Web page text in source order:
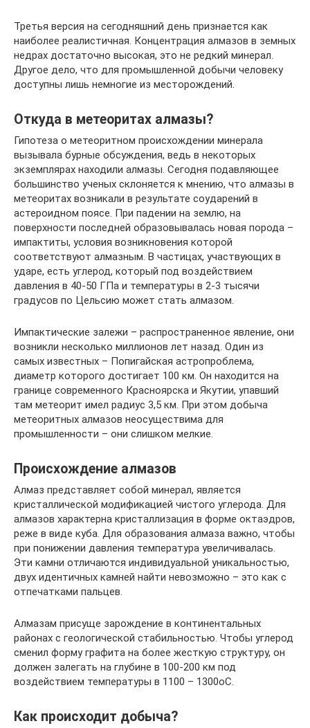
Третья версия на сегодняшний день признается как
наиболее реалистичная. Концентрация алмазов в земных
недрах достаточно высокая, это не редкий минерал.
Другое дело, что для промышленной добычи человеку
доступны лишь немногие из месторождений.
Откуда в метеоритах алмазы?
Гипотеза о метеоритном происхождении минерала
вызывала бурные обсуждения, ведь в некоторых
экземплярах находили алмазы. Сегодня подавляющее
большинство ученых склоняется к мнению, что алмазы в
метеоритах возникали в результате соударений в
астероидном поясе. При падении на землю, на
поверхности последней образовывалась новая порода –
импактиты, условия возникновения которой
соответствуют алмазным. В частицах, участвующих в
ударе, есть углерод, который под воздействием
давления в 40-50 ГПа и температуры в 2-3 тысячи
градусов по Цельсию может стать алмазом.
Импактические залежи – распространенное явление, они
возникли несколько миллионов лет назад. Один из
самых известных – Попигайская астропроблема,
диаметр которого достигает 100 км. Он находится на
границе современного Красноярска и Якутии, упавший
там метеорит имел радиус 3,5 км. При этом добыча
метеоритных алмазов неосуществима для
промышленности – они слишком мелкие.
Происхождение алмазов
Алмаз представляет собой минерал, является
кристаллической модификацией чистого углерода. Для
алмазов характерна кристаллизация в форме октаэдров,
реже в виде куба. Для образования алмаза важно, чтобы
при понижении давления температура увеличивалась.
Эти камни отличаются индивидуальной уникальностью,
двух идентичных камней найти невозможно – это как с
отпечатками пальцев.
Алмазам присуще зарождение в континентальных
районах с геологической стабильностью. Чтобы углерод
сменил форму графита на более жесткую структуру, он
должен залегать на глубине в 100-200 км под
воздействием температуры в 1100 – 1300оС.
Как происходит добыча?